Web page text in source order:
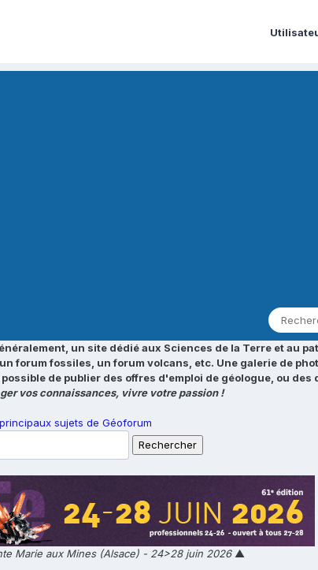
un site dédié aux Sciences de la Terre et au
fossiles, un forum volcans, etc. Une galerie de
de publier des offres d'emploi de géologue, ou
vos connaissances, vivre votre passion !
sujets de Géoforum
Marie aux Mines (Alsace) - 24>28 juin 2026▲